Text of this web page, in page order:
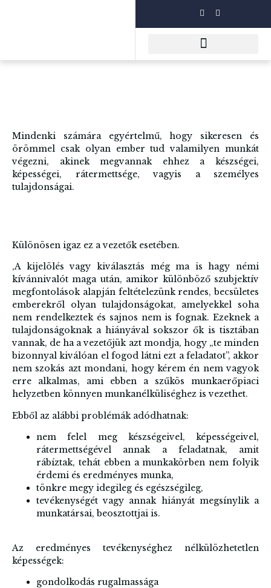
Mindenki számára egyértelmű, hogy sikeresen és
örömmel csak olyan ember tud valamilyen munkát
végezni, akinek megvannak ehhez a készségei,
képességei, rátermettsége, vagyis a személyes
tulajdonságai.
Különösen igaz ez a vezetők esetében.
,A kijelölés vagy kiválasztás még ma is hagy némi
kívánnivalót maga után, amikor különböző szubjektív
megfontolások alapján feltételezünk rendes, becsületes
emberekről olyan tulajdonságokat, amelyekkel soha
nem rendelkeztek és sajnos nem is fognak.Ezeknek a
tulajdonságoknak a hiányával sokszor ők is tisztában
vannak, de ha a vezetőjük azt mondja, hogy „te minden
bizonnyal kiválóan el fogod látni ezt a feladatot”, akkor
nem szokás azt mondani, hogy kérem én nem vagyok
erre alkalmas, ami ebben a szűkös munkaerőpiaci
helyzetben könnyen munkanélküliséghez is vezethet.
Ebből az alábbi problémák adódhatnak:
nem felel meg készségeivel, képességeivel,
rátermettségével annak a feladatnak, amit
rábíztak, tehát ebben a munkakörben nem folyik
érdemi és eredményes munka,
tönkre megy idegileg és egészségileg,
tevékenységét vagy annak hiányát megsínylik a
munkatársai, beosztottjai is.
Az eredményes tevékenységhez nélkülözhetetlen
képességek:
gondolkodás rugalmassága